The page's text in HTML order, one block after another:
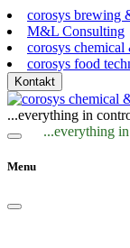
corosys brewing
M&L Consulting
corosys chemical
corosys food
Kontakt
...everything in
...everything
Menu